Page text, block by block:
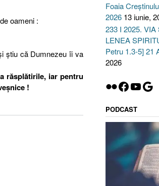
oameni :
ştiu că Dumnezeu îi va
răsplătirile, iar pentru
!
Foaia
2026 13 iunie,
233 I 2025.
LENEA
Petru 1.3-5] 21
2026
Flickr
PODCAST